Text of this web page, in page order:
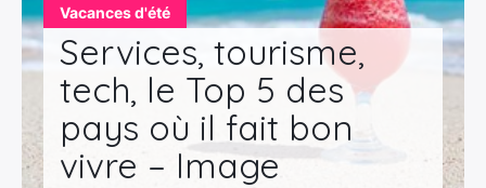
Vacances d'été
Services, tourisme,
tech, le Top 5 des
pays où il fait bon
vivre – Image